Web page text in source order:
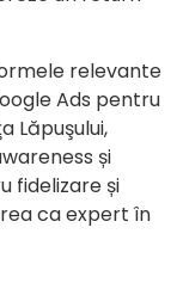
relevante
Ads pentru
Lăpuşului,
și
fidelizare și
ca expert în